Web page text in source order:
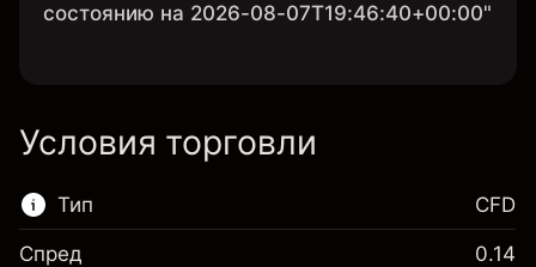
состоянию на 2026-08-07T19:46:40+00:00"
Условия торговли
Тип CFD
Спред 0.14